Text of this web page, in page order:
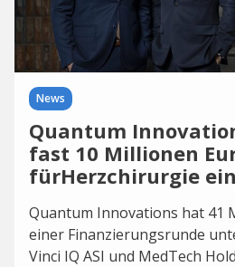
News
Quantum
fast 10 Millionen
fürHerzchirurgie ein
Quantum Innovations hat 41
einer Finanzierungsrunde
Vinci IQ ASI und MedTech